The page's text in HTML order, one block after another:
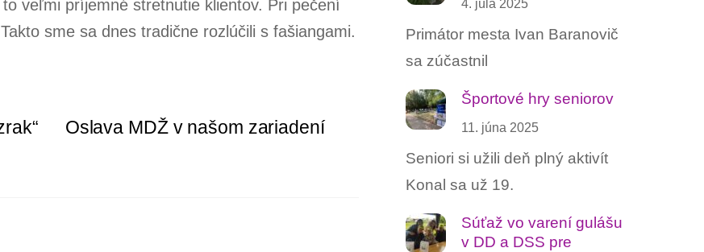
veľmi príjemné stretnutie klientov. Pri pečení
sme sa dnes tradične rozlúčili s fašiangami.
Oslava MDŽ v našom zariadení
4. júla 2025
Primátor mesta Ivan Baranovič
sa zúčastnil
Športové hry seniorov
11. júna 2025
Seniori si užili deň plný aktivít
Konal sa už 19.
Súťaž vo varení gulášu ‍
v DD a DSS pre